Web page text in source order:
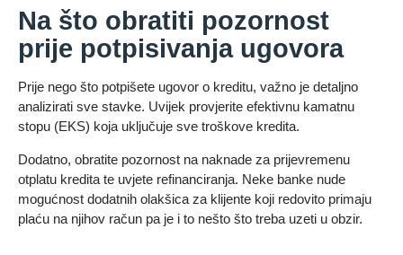
Na što obratiti pozornost
prije potpisivanja ugovora
Prije nego što potpišete ugovor o kreditu, važno je detaljno
analizirati sve stavke. Uvijek provjerite efektivnu kamatnu
stopu (EKS) koja uključuje sve troškove kredita.
Dodatno, obratite pozornost na naknade za prijevremenu
otplatu kredita te uvjete refinanciranja. Neke banke nude
mogućnost dodatnih olakšica za klijente koji redovito primaju
plaću na njihov račun pa je i to nešto što treba uzeti u obzir.